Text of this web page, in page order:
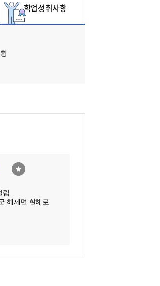
학업성취사항
립
해제면 현해로